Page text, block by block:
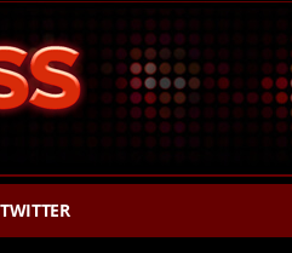
TWITTER